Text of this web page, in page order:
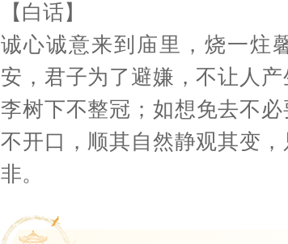
【白话】
诚心诚意来到庙里，烧一炷
安，君子为了避嫌，不让人
李树下不整冠；如想免去不必
不开口，顺其自然静观其变
非。